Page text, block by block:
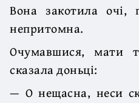
Вона закотила очі,
непритомна.
Очумавшися, мати
сказала доньці:
— О нещасна, неси